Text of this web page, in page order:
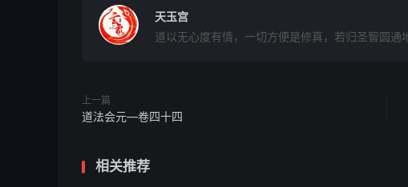
上言：臣奏为入意同前，至百拜上奏北极紫微伏魔大帝
赦，付臣奉行。同前结尾。
具位臣姓某诚惶诚恐，稽首顿首，再拜上言：臣奏为某
好生之德，何所不容；在孑遗之民，宁忍尽弃。是以
土。上愿
天玉宫
道以无心度有情，一切方便是修真，若归圣智圆通
上一篇
道法会元—卷四十四
相关推荐